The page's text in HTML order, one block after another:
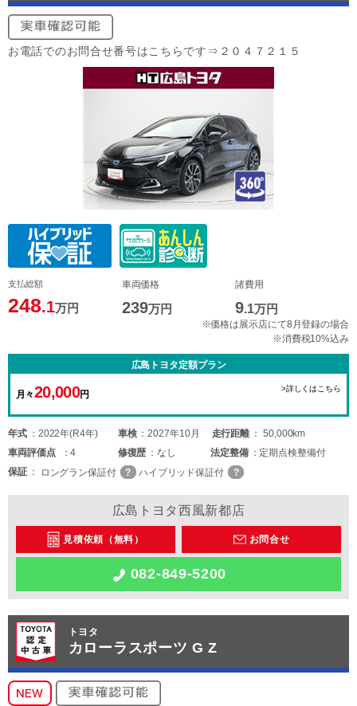
お電話でのお問合せ番号はこちらです⇒２０４７２１５
支払総額
248.1万円
車両価格
239万円
諸費用
9.1万円
※価格は展示店にて8月登録の場合
※消費税10%込み
広島トヨタ定額プラン
月々20,000円
>詳しくはこちら
年式 2022年(R4年) 車検 2027年10月 走行距離
50,000km
車両評価点 4 修復歴 なし 法定整備
定期点検整備付
保証
ロングラン保証付 ハイブリッド保証付
広島トヨタ西風新都店
見積依頼（無料） お問合せ
082-849-5200
トヨタ
カローラスポーツ G Z